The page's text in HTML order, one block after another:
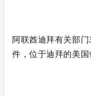
阿联酋迪拜有关部
件，位于迪拜的美国